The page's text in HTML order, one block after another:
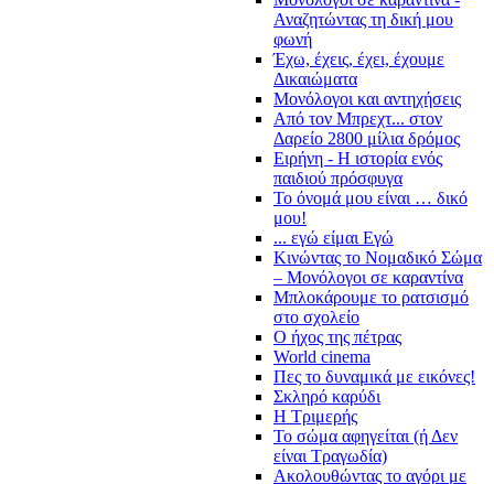
Αναζητώντας τη δική μου
φωνή
Έχω, έχεις, έχει, έχουμε
Δικαιώματα
Μονόλογοι και αντηχήσεις
Από τον Μπρεχτ... στον
Δαρείο 2800 μίλια δρόμος
Ειρήνη - Η ιστορία ενός
παιδιού πρόσφυγα
Το όνομά μου είναι … δικό
μου!
... εγώ είμαι Εγώ
Κινώντας το Νομαδικό Σώμα
– Μονόλογοι σε καραντίνα
Μπλοκάρουμε το ρατσισμό
στο σχολείο
Ο ήχος της πέτρας
World cinema
Πες το δυναμικά με εικόνες!
Σκληρό καρύδι
Η Τριμερής
Το σώμα αφηγείται (ή Δεν
είναι Τραγωδία)
Ακολουθώντας το αγόρι με